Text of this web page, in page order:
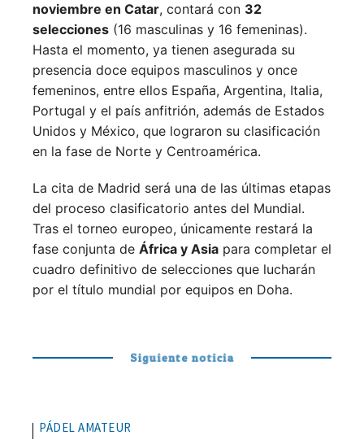
noviembre en Catar, contará con 32
selecciones (16 masculinas y 16 femeninas).
Hasta el momento, ya tienen asegurada su
presencia doce equipos masculinos y once
femeninos, entre ellos España, Argentina, Italia,
Portugal y el país anfitrión, además de Estados
Unidos y México, que lograron su clasificación
en la fase de Norte y Centroamérica.
La cita de Madrid será una de las últimas etapas
del proceso clasificatorio antes del Mundial.
Tras el torneo europeo, únicamente restará la
fase conjunta de África y Asia para completar el
cuadro definitivo de selecciones que lucharán
por el título mundial por equipos en Doha.
Siguiente noticia
PÁDEL AMATEUR